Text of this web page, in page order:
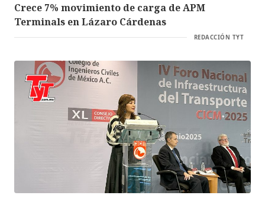
Crece 7% movimiento de carga de APM
Terminals en Lázaro Cárdenas
REDACCIÓN TYT